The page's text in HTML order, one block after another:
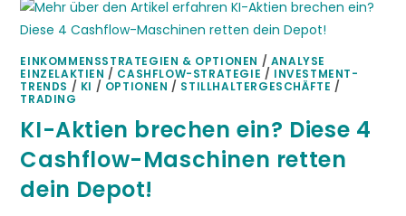
EINKOMMENSSTRATEGIEN & OPTIONEN / ANALYSE
EINZELAKTIEN / CASHFLOW-STRATEGIE / INVESTMENT-
TRENDS / KI / OPTIONEN / STILLHALTERGESCHÄFTE /
TRADING
KI-Aktien brechen ein? Diese 4
Cashflow-Maschinen retten
dein Depot!